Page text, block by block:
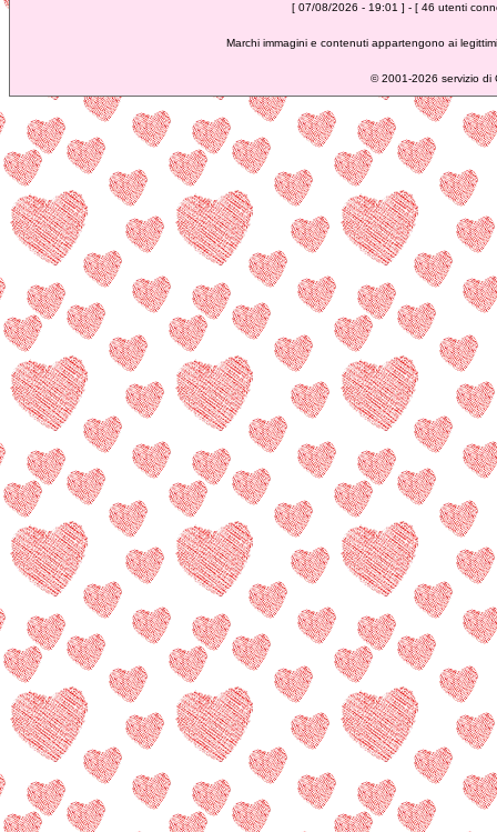
[ 07/08/2026 - 19:01 ] - [ 46 utenti
Marchi immagini e contenuti appartengono ai
©2001-2026 servizio di